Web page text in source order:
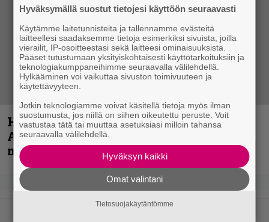
Hellsinki Metal Festival kuvina, osa 1 –
Accept, Carcass, Black Label Society ja
muita avauspäivän esiintyjiä
Hyväksymällä suostut tietojesi käyttöön seuraavasti
Käytämme laitetunnisteita ja tallennamme evästeitä
laitteellesi saadaksemme tietoja esimerkiksi sivuista, joilla
vierailit, IP-osoitteestasi sekä laitteesi ominaisuuksista.
Pääset tutustumaan yksityiskohtaisesti käyttötarkoituksiin ja
teknologiakumppaneihimme seuraavalla välilehdellä.
Hylkääminen voi vaikuttaa sivuston toimivuuteen ja
käytettävyyteen.
Jotkin teknologiamme voivat käsitellä tietoja myös ilman
suostumusta, jos niillä on siihen oikeutettu peruste. Voit
vastustaa tätä tai muuttaa asetuksiasi milloin tahansa
seuraavalla välilehdellä.
Hyväksyn kaikki
Omat valintani
Tietosuojakäytäntömme